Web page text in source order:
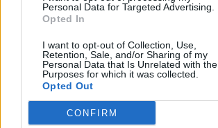
Personal Data for Targeted Advertising.
Opted In
I want to opt-out of Collection, Use,
Retention, Sale, and/or Sharing of my
Personal Data that Is Unrelated with the
Purposes for which it was collected.
Opted Out
CONFIRM